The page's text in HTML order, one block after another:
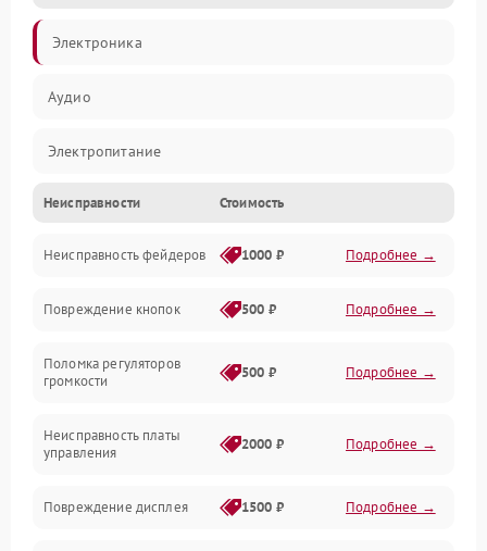
Электроника
Аудио
Электропитание
Управление
Интерфейсы
Механические повреждения
Механика
Неисправности Стоимость
Неисправность фейдеров 1000 ₽ Подробнее →
Повреждение кнопок 500 ₽ Подробнее →
Поломка регуляторов
громкости
500 ₽ Подробнее →
Неисправность платы
управления
2000 ₽ Подробнее →
Повреждение дисплея 1500 ₽ Подробнее →